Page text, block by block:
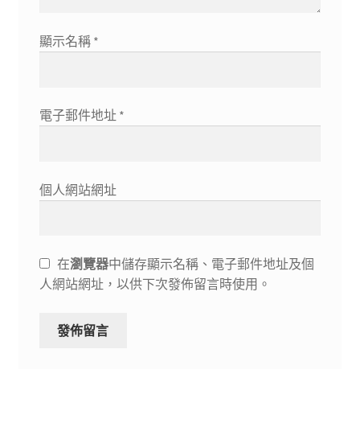
顯示名稱 *
電子郵件地址 *
個人網站網址
在瀏覽器中儲存顯示名稱、電子郵件地址及個
人網站網址，以供下次發佈留言時使用。